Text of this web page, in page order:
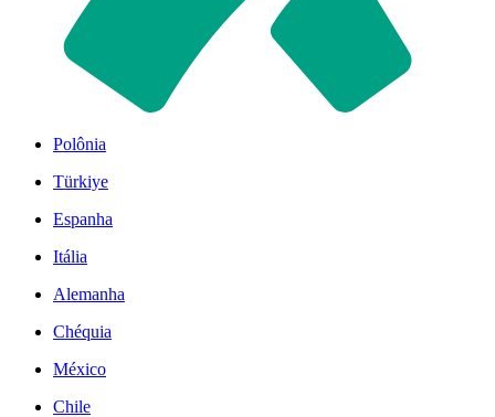
Polônia
Türkiye
Espanha
Itália
Alemanha
Chéquia
México
Chile